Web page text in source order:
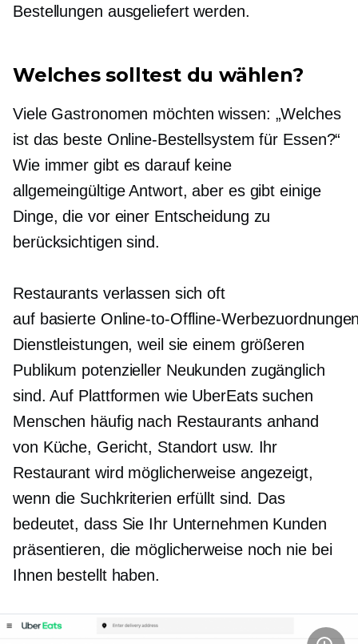
Bestellungen ausgeliefert werden.
Welches solltest du wählen?
Viele Gastronomen möchten wissen: „Welches
ist das beste Online-Bestellsystem für Essen?“
Wie immer gibt es darauf keine
allgemeingültige Antwort, aber es gibt einige
Dinge, die vor einer Entscheidung zu
berücksichtigen sind.
Restaurants verlassen sich oft
auf basierte Online-to-Offline-
Dienstleistungen, weil sie einem größeren
Publikum potenzieller Neukunden zugänglich
sind. Auf Plattformen wie UberEats suchen
Menschen häufig nach Restaurants anhand
von Küche, Gericht, Standort usw. Ihr
Restaurant wird möglicherweise angezeigt,
wenn die Suchkriterien erfüllt sind. Das
bedeutet, dass Sie Ihr Unternehmen Kunden
präsentieren, die möglicherweise noch nie bei
Ihnen bestellt haben.